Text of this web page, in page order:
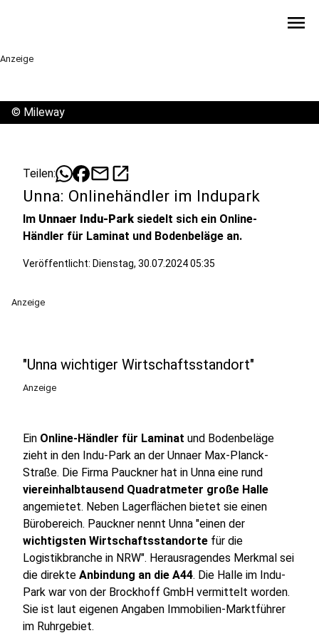
menu
Anzeige
© Mileway
Teilen: mailopen_in_new
Unna: Onlinehändler im Indupark
Im Unnaer Indu-Park siedelt sich ein Online-
Händler für Laminat und Bodenbeläge an.
Veröffentlicht: Dienstag, 30.07.2024 05:35
Anzeige
"Unna wichtiger Wirtschaftsstandort"
Anzeige
Ein Online-Händler für Laminat und Bodenbeläge
zieht in den Indu-Park an der Unnaer Max-Planck-
Straße. Die Firma Pauckner hat in Unna eine rund
viereinhalbtausend Quadratmeter große Halle
angemietet. Neben Lagerflächen bietet sie einen
Bürobereich. Pauckner nennt Unna "einen der
wichtigsten Wirtschaftsstandorte für die
Logistikbranche in NRW". Herausragendes Merkmal sei
die direkte Anbindung an die A44. Die Halle im Indu-
Park war von der Brockhoff GmbH vermittelt worden.
Sie ist laut eigenen Angaben Immobilien-Marktführer
im Ruhrgebiet.